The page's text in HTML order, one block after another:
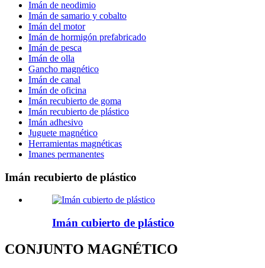
Imán de neodimio
Imán de samario y cobalto
Imán del motor
Imán de hormigón prefabricado
Imán de pesca
Imán de olla
Gancho magnético
Imán de canal
Imán de oficina
Imán recubierto de goma
Imán recubierto de plástico
Imán adhesivo
Juguete magnético
Herramientas magnéticas
Imanes permanentes
Imán recubierto de plástico
Imán cubierto de plástico
CONJUNTO MAGNÉTICO